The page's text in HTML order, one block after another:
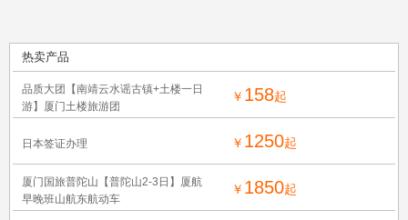
热卖产品
品质大团【南靖云水谣古镇+土楼一日
游】厦门土楼旅游团
￥ 158起
日本签证办理 ￥ 1250起
厦门国旅普陀山【普陀山2-3日】厦航
早晚班山航东航动车
￥ 1850起